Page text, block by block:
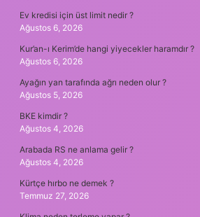
Ev kredisi için üst limit nedir ?
Ağustos 6, 2026
Kur’an-ı Kerim’de hangi yiyecekler haramdır ?
Ağustos 6, 2026
Ayağın yan tarafında ağrı neden olur ?
Ağustos 5, 2026
BKE kimdir ?
Ağustos 4, 2026
Arabada RS ne anlama gelir ?
Ağustos 4, 2026
Kürtçe hırbo ne demek ?
Temmuz 27, 2026